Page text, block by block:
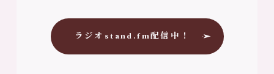
ラジオstand.fm配信中！